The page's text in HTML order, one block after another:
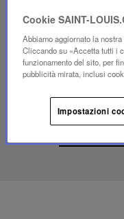
Cookie SAINT-
Abbiamo aggiornato la
Cliccando su «Accetta tutti i
funzionamento del sito, per
pubblicità mirata, inclusi
Impostazioni